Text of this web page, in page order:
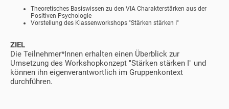
Theoretisches Basiswissen zu den VIA Charakterstärken aus der
Positiven Psychologie
Vorstellung des Klassenworkshops "Stärken stärken I"
ZIEL
Die Teilnehmer*Innen erhalten einen Überblick zur
Umsetzung des Workshopkonzept "Stärken stärken I" und
können ihn eigenverantwortlich im Gruppenkontext
durchführen.